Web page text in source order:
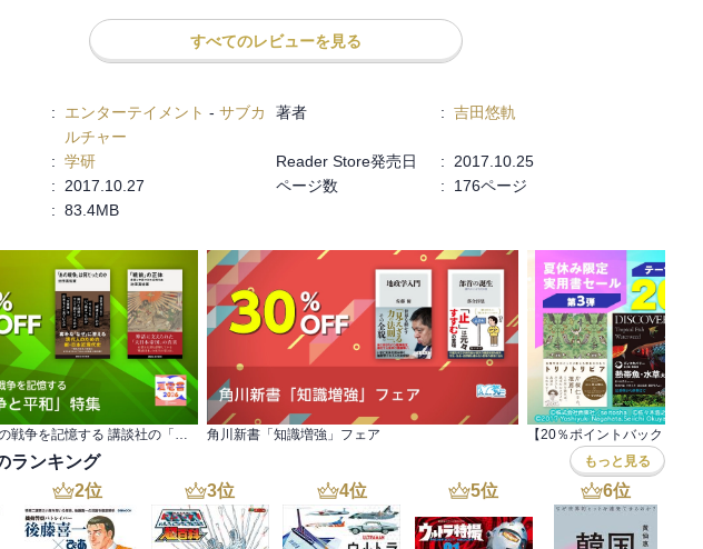
すべてのレビューを見る
: エンターテイメント - サブカ
ルチャー
著者 : 吉田悠軌
: 学研 Reader Store発売日 :
2017.10.25
: 2017.10.27 ページ数 :
176ページ
: 83.4MB
【夏電書2026】あの戦争を記憶する 講談社の「戦争と平和」特集 角川新書「知識増強」フェア
ランキング もっと見る
2位 3位 4位 5位 6位